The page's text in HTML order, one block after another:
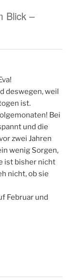
Blick –
deswegen, weil
ist.
Bei
und die
zwei Jahren
wenig Sorgen,
ist bisher nicht
nicht, ob sie
Februar und